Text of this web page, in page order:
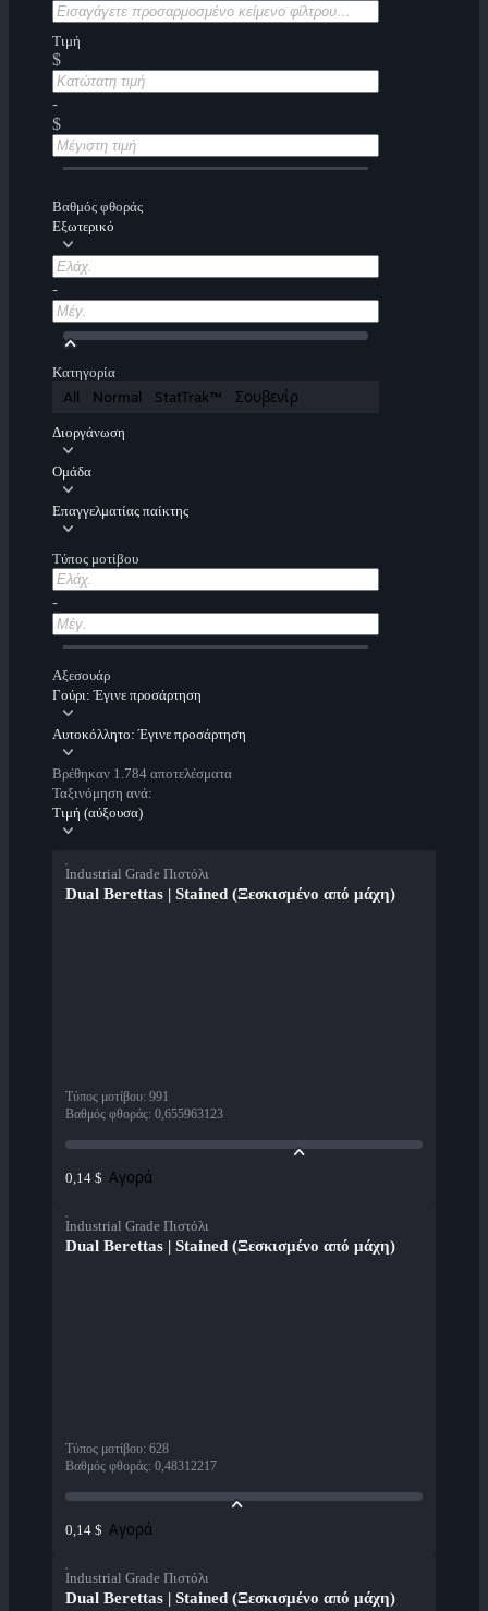
Τιμή
$
-
$
Βαθμός φθοράς
Εξωτερικό
-
Κατηγορία
All Normal StatTrak™ Σουβενίρ
Διοργάνωση
Ομάδα
Επαγγελματίας παίκτης
Τύπος μοτίβου
-
Αξεσουάρ
Γούρι: Έγινε προσάρτηση
Αυτοκόλλητο: Έγινε προσάρτηση
Βρέθηκαν 1.784 αποτελέσματα
Ταξινόμηση ανά:
Τιμή (αύξουσα)
Industrial Grade Πιστόλι
Dual Berettas | Stained (Ξεσκισμένο από μάχη)
Τύπος μοτίβου: 991
Βαθμός φθοράς: 0,655963123
0,14 $ Αγορά
Industrial Grade Πιστόλι
Dual Berettas | Stained (Ξεσκισμένο από μάχη)
Τύπος μοτίβου: 628
Βαθμός φθοράς: 0,48312217
0,14 $ Αγορά
Industrial Grade Πιστόλι
Dual Berettas | Stained (Ξεσκισμένο από μάχη)